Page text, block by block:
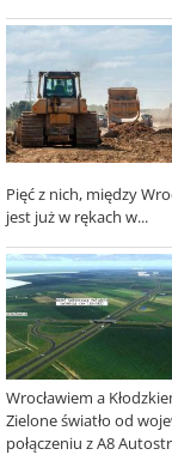
Pięć z nich, między
jest już w rękach w...
Wrocławiem a
Zielone światło od
połączeniu z A8